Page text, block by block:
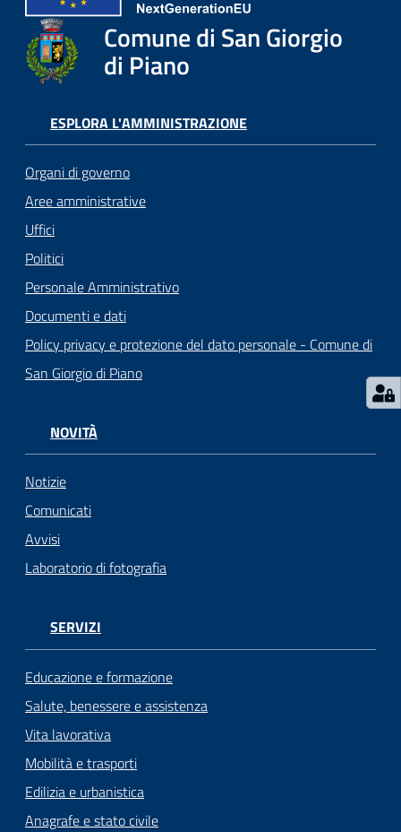
o
n
e
Tutti
gli
argomenti...
Seguici
Comune di San Giorgio
di Piano
ESPLORA L'AMMINISTRAZIONE
Organi di governo
Aree amministrative
Uffici
Politici
Personale Amministrativo
Documenti e dati
Policy privacy e protezione del dato personale - Comune di
San Giorgio di Piano
NOVITÀ
Notizie
Comunicati
Avvisi
Laboratorio di fotografia
SERVIZI
Educazione e formazione
Salute, benessere e assistenza
Vita lavorativa
Mobilità e trasporti
Edilizia e urbanistica
Anagrafe e stato civile